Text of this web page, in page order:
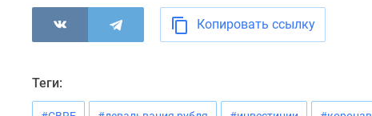
эксперта
Аналитика
рынка
новостроек
Эксперты
Копировать ссылку
Теги: